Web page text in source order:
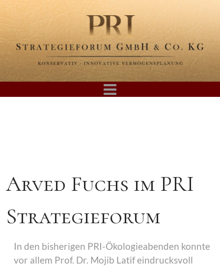
Arved Fuchs im PRI
Strategieforum
In den bisherigen PRI-Ökologieabenden konnte
vor allem Prof. Dr. Mojib Latif eindrucksvoll